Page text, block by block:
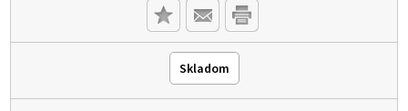
Skladom